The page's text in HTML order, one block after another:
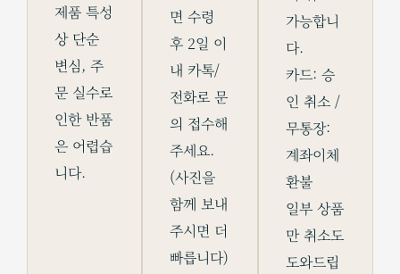
제품 특성
상 단순
변심, 주
문 실수로
인한 반품
은 어렵습
니다.
면 수령
후 2일 이
내 카톡/
전화로 문
의 접수해
주세요.
(사진을
함께 보내
주시면 더
빠릅니다)
가능합니
다.
카드: 승
인 취소 /
무통장:
계좌이체
환불
일부 상품
만 취소도
도와드립